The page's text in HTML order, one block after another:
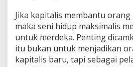
Jika kapitalis membantu
maka seni hidup maksimalis
untuk merdeka. Penting
itu bukan untuk menjadikan
kapitalis baru, tapi sebagai